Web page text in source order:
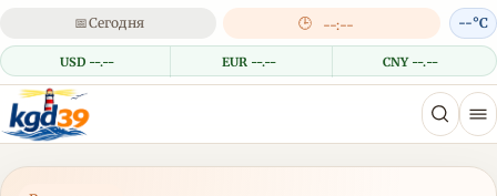
📅Сегодня 🕒 --:--
USD --.-- EUR --.-- CNY --.--
--°C